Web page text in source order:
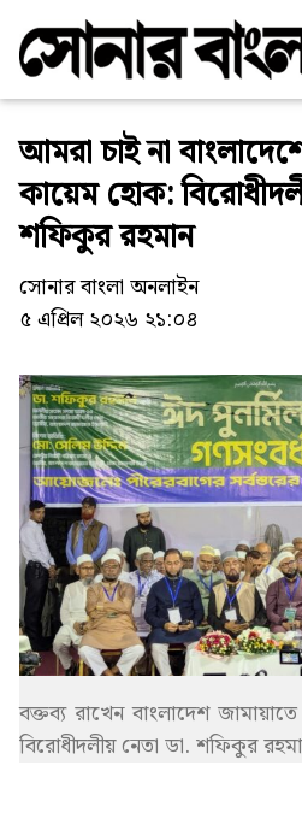
আমরা চাই না
কায়েম হোক:
শফিকুর রহমান
সোনার বাংলা অনলাইন
৫ এপ্রিল ২০২৬ ২১:০৪
বক্তব্য রাখেন বাংলাদেশ
বিরোধীদলীয় নেতা ডা. শফিকুর